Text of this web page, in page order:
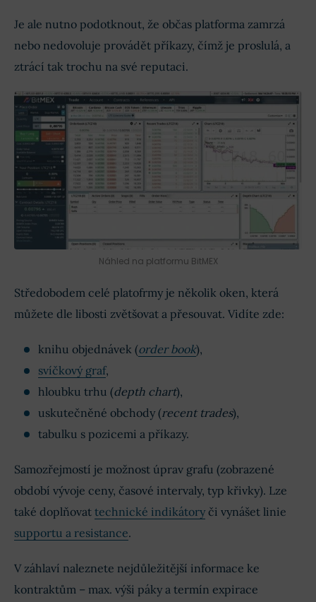
Je ale nutno podotknout, že občas platforma zamrzá
nebo nedovoluje provádět příkazy, čímž je proslulá, a
ztrácí tak trochu na své reputaci.
Náhled na platformu BitMEX
Středobodem celé platofrmy je několik oken, která
můžete dle libosti zvětšovat a přesouvat. Vidíte zde:
knihu objednávek (order book),
svíčkový graf,
hloubku trhu (depth chart),
uskutečněné obchody (recent trades),
tabulku s pozicemi a příkazy.
Samozřejmostí je možnost úprav grafu (zobrazené
období vývoje ceny, časové intervaly, typ křivky). Lze
také doplňovat technické indikátory či vynášet linie
supportu a resistance.
V záhlaví naleznete nejdůležitější informace ke
kontraktům – max. výši páky a termín expirace